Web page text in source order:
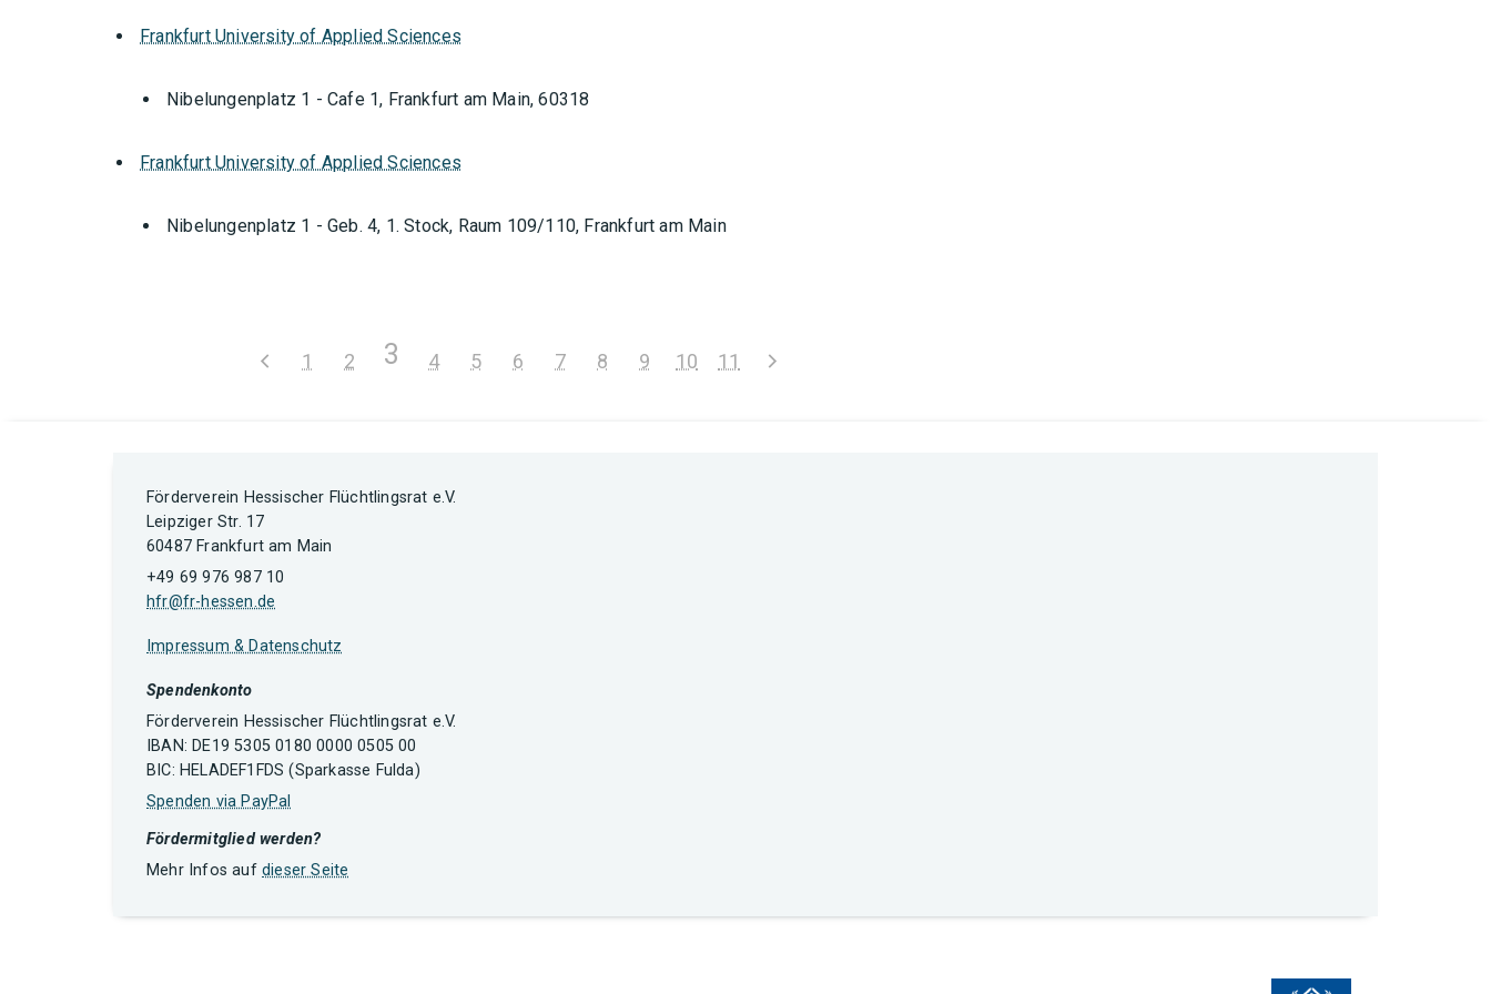
Frankfurt University of Applied Sciences
Nibelungenplatz 1 - Cafe 1, Frankfurt am Main, 60318
Frankfurt University of Applied Sciences
Nibelungenplatz 1 - Geb. 4, 1. Stock, Raum 109/110, Frankfurt am Main
1 2 3 4 5 6 7 8 9 10 11
Förderverein Hessischer Flüchtlingsrat e.V.
Leipziger Str. 17
60487 Frankfurt am Main
+49 69 976 987 10
hfr@fr-hessen.de
Impressum & Datenschutz
Spendenkonto
Förderverein Hessischer Flüchtlingsrat e.V.
IBAN: DE19 5305 0180 0000 0505 00
BIC: HELADEF1FDS (Sparkasse Fulda)
Spenden via PayPal
Fördermitglied werden?
Mehr Infos auf dieser Seite